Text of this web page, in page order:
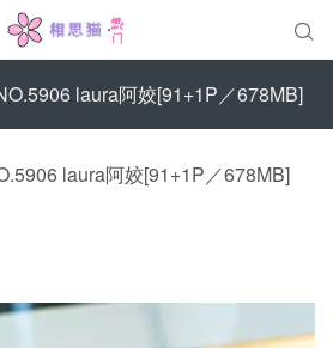

laura阿姣[91+1P／678MB]
laura阿姣[91+1P／678MB]